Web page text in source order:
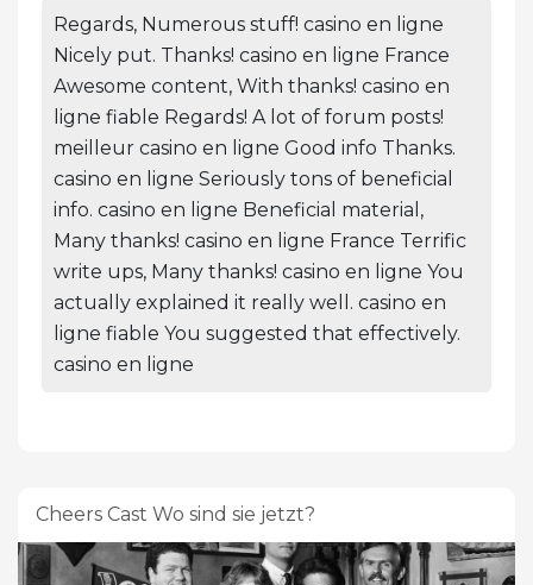
Regards, Numerous stuff! casino en ligne
Nicely put. Thanks! casino en ligne France
Awesome content, With thanks! casino en
ligne fiable Regards! A lot of forum posts!
meilleur casino en ligne Good info Thanks.
casino en ligne Seriously tons of beneficial
info. casino en ligne Beneficial material,
Many thanks! casino en ligne France Terrific
write ups, Many thanks! casino en ligne You
actually explained it really well. casino en
ligne fiable You suggested that effectively.
casino en ligne
Cheers Cast Wo sind sie jetzt?